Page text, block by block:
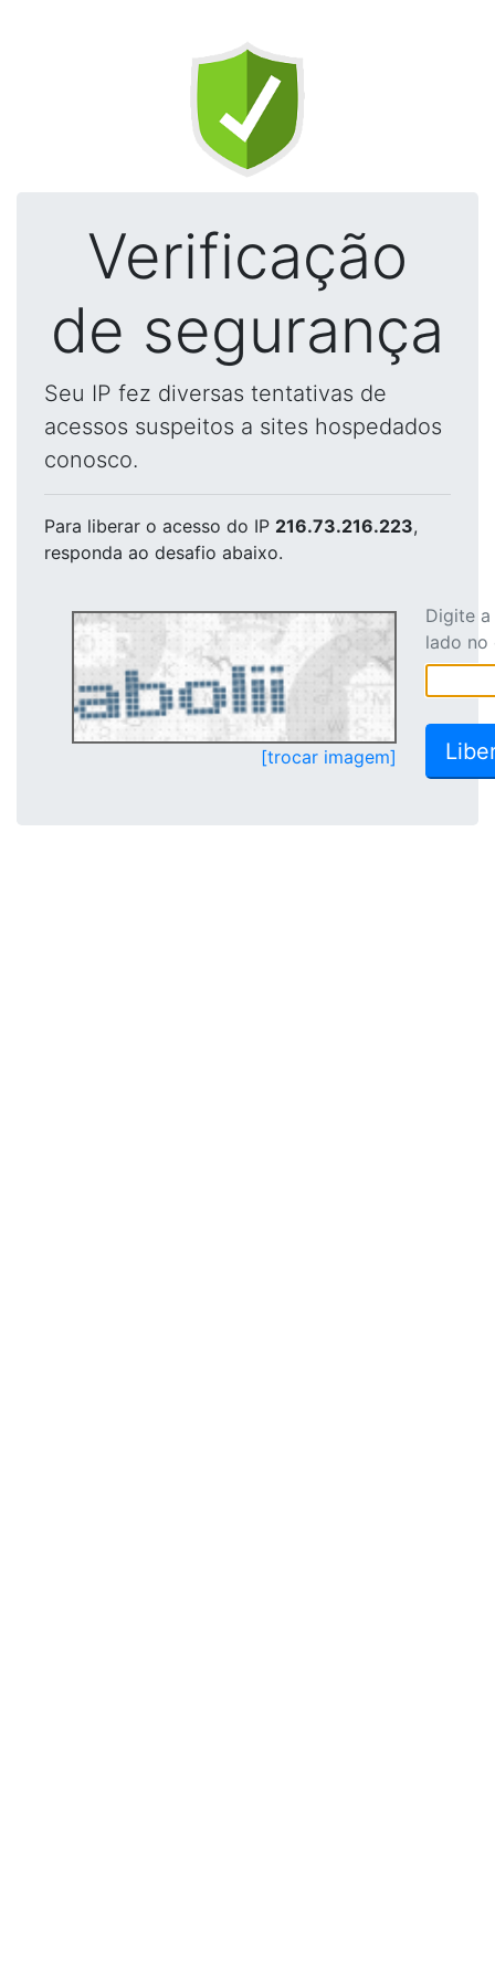
Verificação
de segurança
Seu IP fez diversas tentativas de
acessos suspeitos a sites hospedados
conosco.
Para liberar o acesso do IP 216.73.216.223,
responda ao desafio abaixo.
[trocar imagem]
Digite
lado no